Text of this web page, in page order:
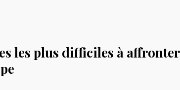
les plus difficiles à affronter